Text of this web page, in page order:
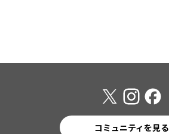
コミュニティを見る